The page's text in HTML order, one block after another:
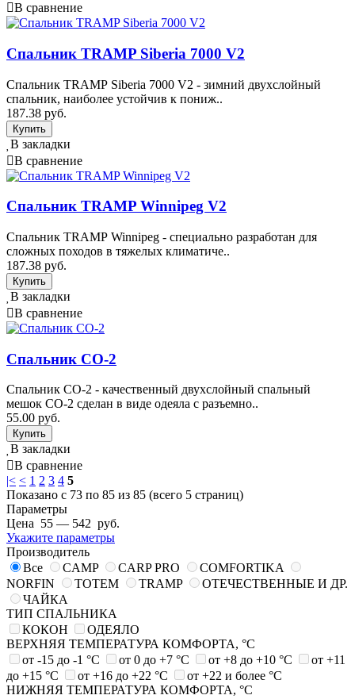
В сравнение
Спальник TRAMP Siberia 7000 V2
Спальник TRAMP Siberia 7000 V2 - зимний двухслойный
спальник, наиболее устойчив к пониж..
187.38 руб.
В закладки
В сравнение
Спальник TRAMP Winnipeg V2
Спальник TRAMP Winnipeg - специально разработан для
сложных походов в тяжелых климатиче..
187.38 руб.
В закладки
В сравнение
Спальник СО-2
Спальник СО-2 - качественный двухслойный спальный
мешок CO-2 сделан в виде одеяла с разъемно..
55.00 руб.
В закладки
В сравнение
|< < 1 2 3 4 5
Показано с 73 по 85 из 85 (всего 5 страниц)
Параметры
Цена 55 — 542 руб.
Укажите параметры
Производитель
Все
CAMP CARP PRO
COMFORTIKA
NORFIN
TOTEM TRAMP
ОТЕЧЕСТВЕННЫЕ И ДР.
ЧАЙКА
ТИП СПАЛЬНИКА
КОКОН
ОДЕЯЛО
ВЕРХНЯЯ ТЕМПЕРАТУРА КОМФОРТА, °C
от -15 до -1 °C
от 0 до +7 °C от +8 до +10 °C
от +11
до +15 °C
от +16 до +22 °C
от +22 и более °C
НИЖНЯЯ ТЕМПЕРАТУРА КОМФОРТА, °C